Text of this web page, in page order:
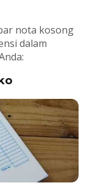
nota kosong
dalam